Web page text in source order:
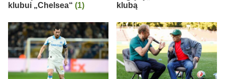
klubui „Chelsea“ (1)
klubą